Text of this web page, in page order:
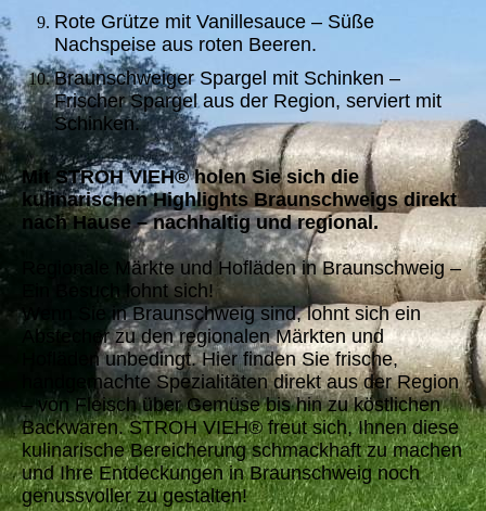
Rote Grütze mit Vanillesauce – Süße
Nachspeise aus roten Beeren.
Braunschweiger Spargel mit Schinken –
Frischer Spargel aus der Region, serviert mit
Schinken.
Mit STROH VIEH® holen Sie sich die
kulinarischen Highlights Braunschweigs direkt
nach Hause – nachhaltig und regional.
Regionale Märkte und Hofläden in Braunschweig –
Ein Besuch lohnt sich!
Wenn Sie in Braunschweig sind, lohnt sich ein
Abstecher zu den regionalen Märkten und
Hofläden unbedingt. Hier finden Sie frische,
handgemachte Spezialitäten direkt aus der Region
– von Fleisch über Gemüse bis hin zu köstlichen
Backwaren. STROH VIEH® freut sich, Ihnen diese
kulinarische Bereicherung schmackhaft zu machen
und Ihre Entdeckungen in Braunschweig noch
genussvoller zu gestalten!